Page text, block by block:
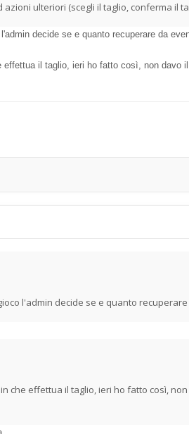
ulteriori (scegli il taglio, conferma il
decide se e quanto recuperare da
il taglio, ieri ho fatto così, non
l'admin decide se e quanto
che effettua il taglio, ieri ho fatto così,